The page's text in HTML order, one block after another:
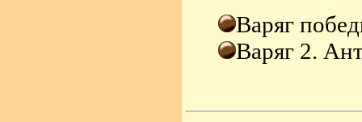
Варяг
Варяг 2.